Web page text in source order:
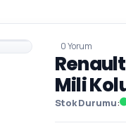
0 Yorum
Mili
Stok Durumu